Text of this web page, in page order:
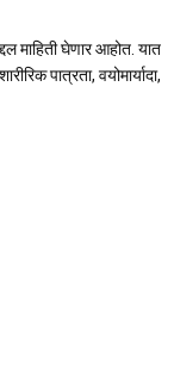
माहिती घेणार आहोत. यात
पात्रता, वयोमार्यादा,